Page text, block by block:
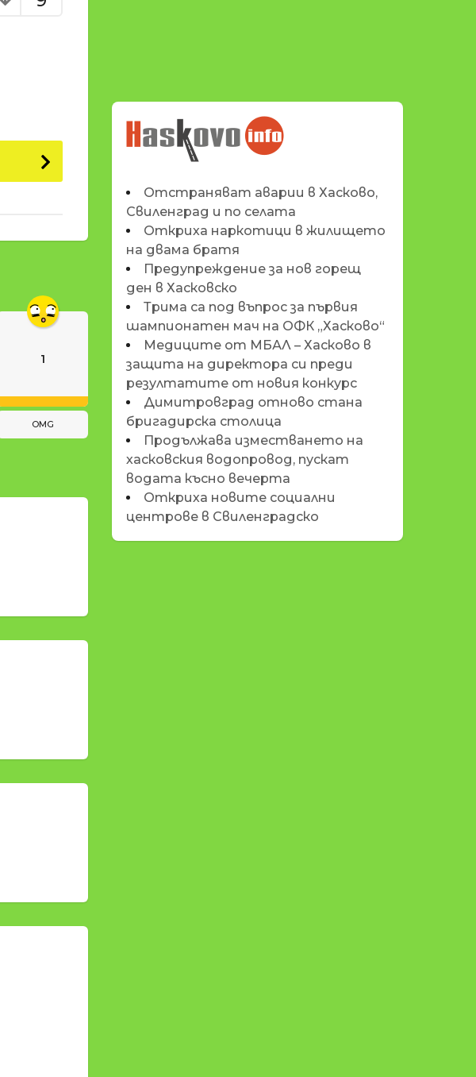
1
OMG
НОВИНИТЕ НА
HASKOVO.INFO
Отстраняват аварии в Хасково,
Свиленград и по селата
Откриха наркотици в жилището
на двама братя
Предупреждение за нов горещ
ден в Хасковско
Трима са под въпрос за първия
шампионатен мач на ОФК „Хасково“
Медиците от МБАЛ – Хасково в
защита на директора си преди
резултатите от новия конкурс
Димитровград отново стана
бригадирска столица
Продължава изместването на
хасковския водопровод, пускат
водата късно вечерта
Откриха новите социални
центрове в Свиленградско